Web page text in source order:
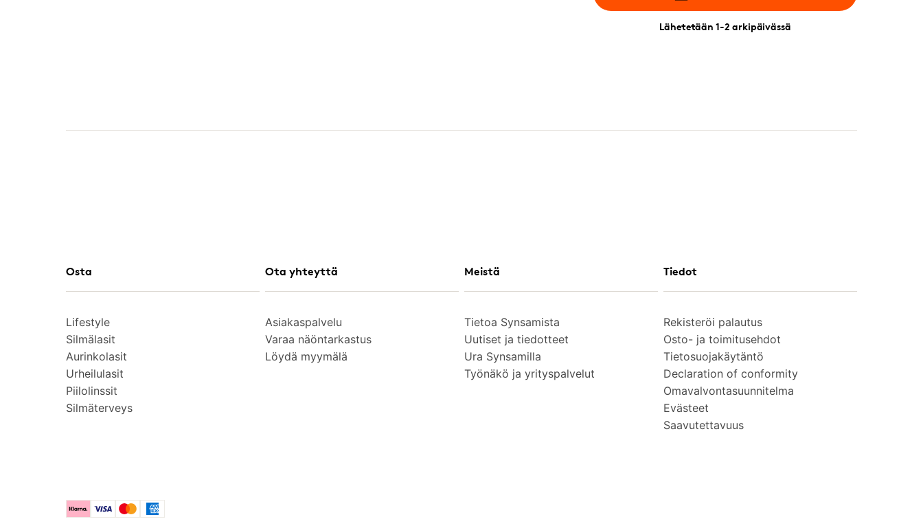
Lähetetään 1-2 arkipäivässä
Osta
Lifestyle
Silmälasit
Aurinkolasit
Urheilulasit
Piilolinssit
Silmäterveys
Ota yhteyttä
Asiakaspalvelu
Varaa näöntarkastus
Löydä myymälä
Meistä
Tietoa Synsamista
Uutiset ja tiedotteet
Ura Synsamilla
Työnäkö ja yrityspalvelut
Tiedot
Rekisteröi palautus
Osto- ja toimitusehdot
Tietosuojakäytäntö
Declaration of conformity
Omavalvontasuunnitelma
Evästeet
Saavutettavuus
KlarnaVisa MastercardAmerican Express